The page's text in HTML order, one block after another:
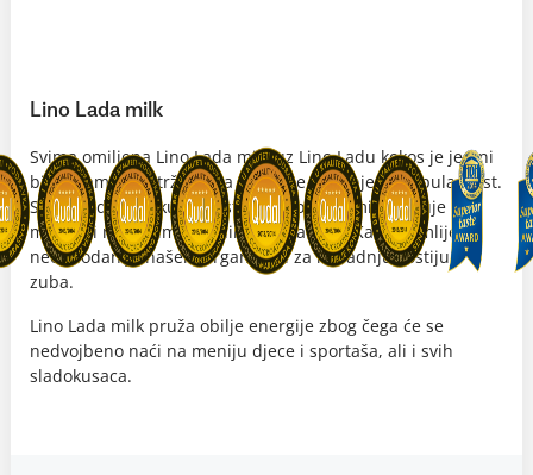
Lino Lada milk
Svima omiljena Lino Lada milk uz Lino Ladu kokos je jedini
bijeli namaz na tržištu pa stoga ne čudi njena popularnost.
Svoj neodoljivi okus i teksturu Lino Lada milk duguje
mlijeku i najfinijim prženim lješnjacima. Kalcij iz mlijeka
neophodan je našem organizmu za izgradnju kostiju i
zuba.
Lino Lada milk pruža obilje energije zbog čega će se
nedvojbeno naći na meniju djece i sportaša, ali i svih
sladokusaca.